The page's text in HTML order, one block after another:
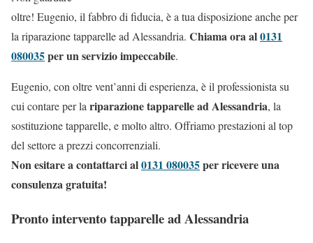
oltre! Eugenio, il fabbro di fiducia, è a tua disposizione anche per
la riparazione tapparelle ad Alessandria. Chiama ora al0131
080035per un servizio impeccabile.
Eugenio, con oltre vent’anni di esperienza, è il professionista su
cui contare per la riparazione tapparelle ad Alessandria, la
sostituzione tapparelle, e molto altro. Offriamo prestazioni al top
del settore a prezzi concorrenziali.
Non esitare a contattarci al0131 080035per ricevere una
consulenza gratuita!
Pronto intervento tapparelle ad Alessandria